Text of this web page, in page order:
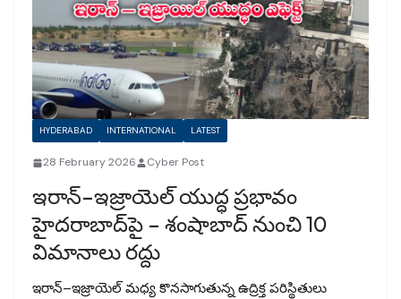
HYDERABAD INTERNATIONAL LATEST
28 February 2026 Cyber Post
ఇరాన్–ఇజ్రాయెల్ యుద్ధ ప్రభావం
హైదరాబాద్‌పై – శంషాబాద్ నుంచి 10
విమానాలు రద్దు
ఇరాన్–ఇజ్రాయెల్ మధ్య కొనసాగుతున్న ఉద్రిక్త పరిస్థితులు